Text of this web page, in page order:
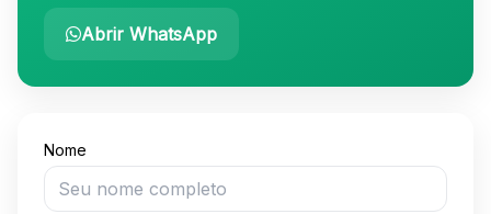
Abrir WhatsApp
Nome
Envio de orçamento por formulário para Locação